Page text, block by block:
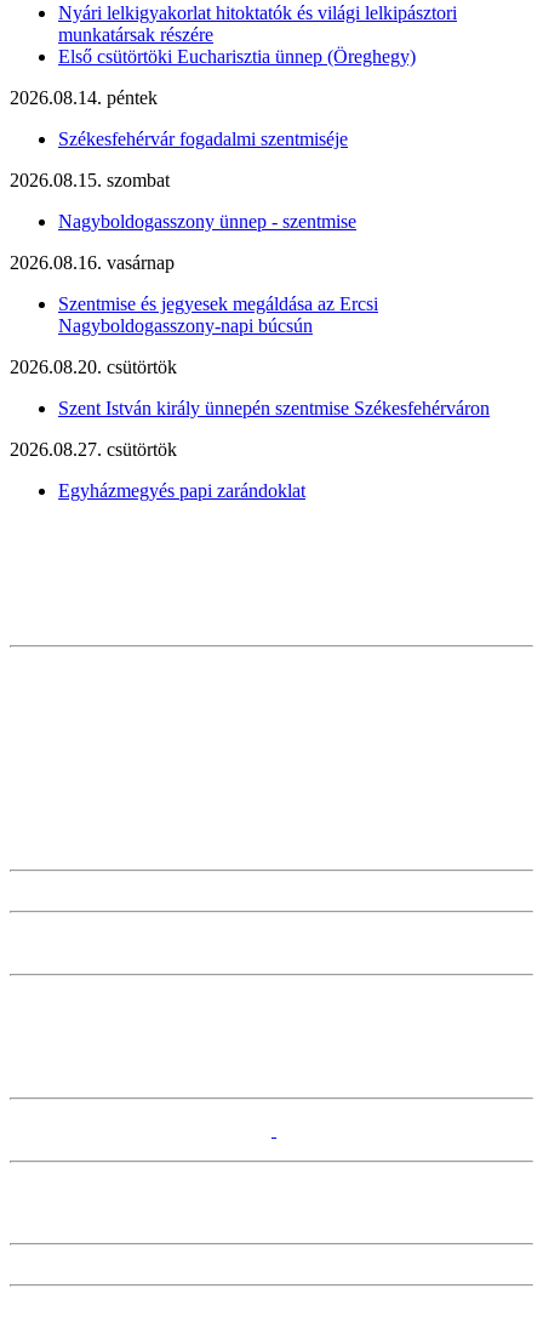
Nyári lelkigyakorlat hitoktatók és világi lelkipásztori
munkatársak részére
Első csütörtöki Eucharisztia ünnep (Öreghegy)
2026.08.14. péntek
Székesfehérvár fogadalmi szentmiséje
2026.08.15. szombat
Nagyboldogasszony ünnep - szentmise
2026.08.16. vasárnap
Szentmise és jegyesek megáldása az Ercsi
Nagyboldogasszony-napi búcsún
2026.08.20. csütörtök
Szent István király ünnepén szentmise Székesfehérváron
2026.08.27. csütörtök
Egyházmegyés papi zarándoklat